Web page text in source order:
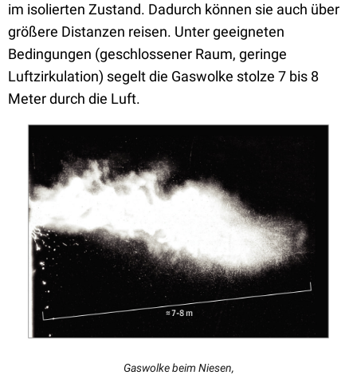
im isolierten Zustand. Dadurch können sie auch über
größere Distanzen reisen. Unter geeigneten
Bedingungen (geschlossener Raum, geringe
Luftzirkulation) segelt die Gaswolke stolze 7 bis 8
Meter durch die Luft.
Gaswolke beim Niesen,